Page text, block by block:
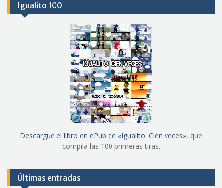
Igualito 100
Descargue el libro en ePub de «Igualito: Cien veces», que
compila las 100 primeras tiras.
Últimas entradas